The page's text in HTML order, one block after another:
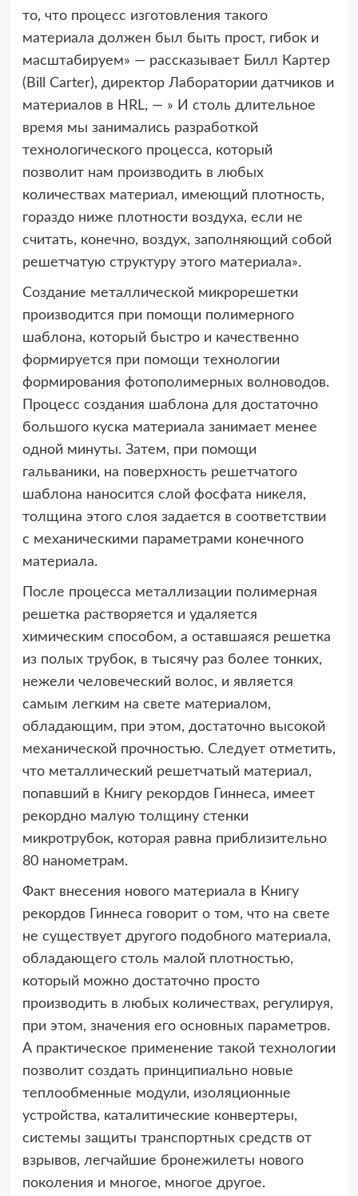
то, что процесс изготовления такого
материала должен был быть прост, гибок и
масштабируем» — рассказывает Билл Картер
(Bill Carter), директор Лаборатории датчиков и
материалов в HRL, — » И столь длительное
время мы занимались разработкой
технологического процесса, который
позволит нам производить в любых
количествах материал, имеющий плотность,
гораздо ниже плотности воздуха, если не
считать, конечно, воздух, заполняющий собой
решетчатую структуру этого материала».
Создание металлической микрорешетки
производится при помощи полимерного
шаблона, который быстро и качественно
формируется при помощи технологии
формирования фотополимерных волноводов.
Процесс создания шаблона для достаточно
большого куска материала занимает менее
одной минуты. Затем, при помощи
гальваники, на поверхность решетчатого
шаблона наносится слой фосфата никеля,
толщина этого слоя задается в соответствии
с механическими параметрами конечного
материала.
После процесса металлизации полимерная
решетка растворяется и удаляется
химическим способом, а оставшаяся решетка
из полых трубок, в тысячу раз более тонких,
нежели человеческий волос, и является
самым легким на свете материалом,
обладающим, при этом, достаточно высокой
механической прочностью. Следует отметить,
что металлический решетчатый материал,
попавший в Книгу рекордов Гиннеса, имеет
рекордно малую толщину стенки
микротрубок, которая равна приблизительно
80 нанометрам.
Факт внесения нового материала в Книгу
рекордов Гиннеса говорит о том, что на свете
не существует другого подобного материала,
обладающего столь малой плотностью,
который можно достаточно просто
производить в любых количествах, регулируя,
при этом, значения его основных параметров.
А практическое применение такой технологии
позволит создать принципиально новые
теплообменные модули, изоляционные
устройства, каталитические конвертеры,
системы защиты транспортных средств от
взрывов, легчайшие бронежилеты нового
поколения и многое, многое другое.